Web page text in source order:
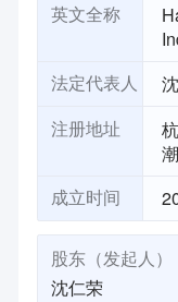
英文全称
法定代表人
注册地址
成立时间
股东（发起人）
沈仁荣